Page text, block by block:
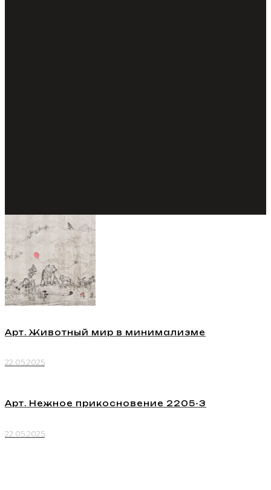
Арт. Животный мир в минимализме
22.05.2025
Арт. Нежное прикосновение 2205-3
22.05.2025